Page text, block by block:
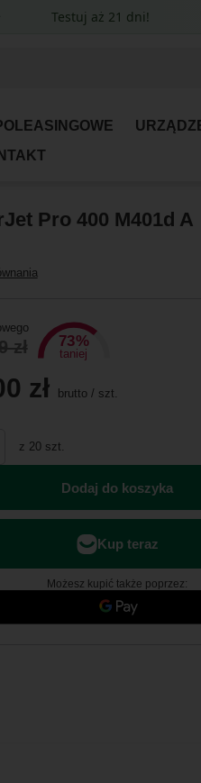
Pro 400 M401d A
zł 73%
taniej
zł brutto/ szt.
z 20 szt.
Dodaj do koszyka
Możesz kupić także poprzez:
Testuj aż 21 dni!